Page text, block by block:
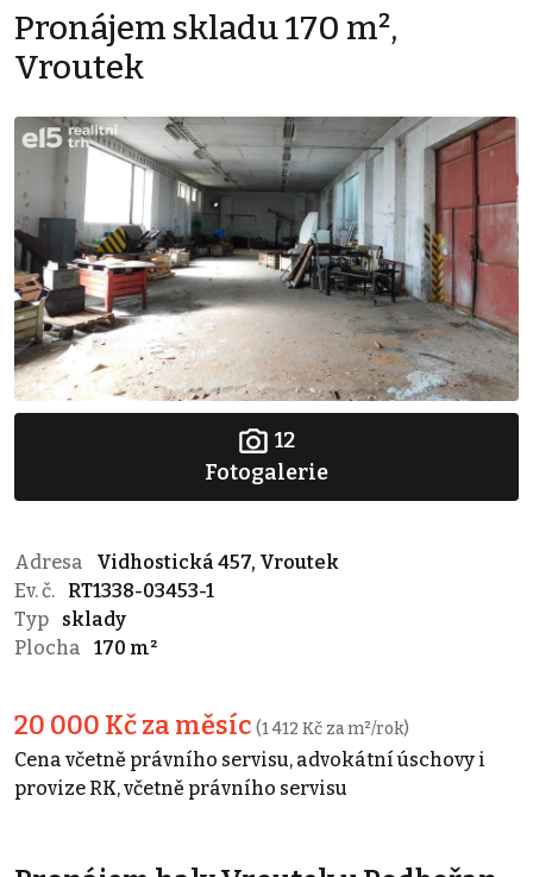
Pronájem skladu 170 m²,
Vroutek
12
Fotogalerie
Adresa
Vidhostická 457, Vroutek
Ev. č.
RT1338-03453-1
Typ
sklady
Plocha
170 m²
20 000 Kč za měsíc (1 412 Kč za m²/rok)
Cena včetně právního servisu, advokátní úschovy i
provize RK, včetně právního servisu